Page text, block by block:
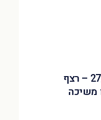
חזק בעו״ש 27/07/2026 – רצף
משיכה